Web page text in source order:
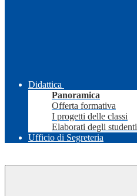
Didattica
Panoramica
Offerta formativa
I progetti delle classi
Elaborati degli studenti
Ufficio di Segreteria